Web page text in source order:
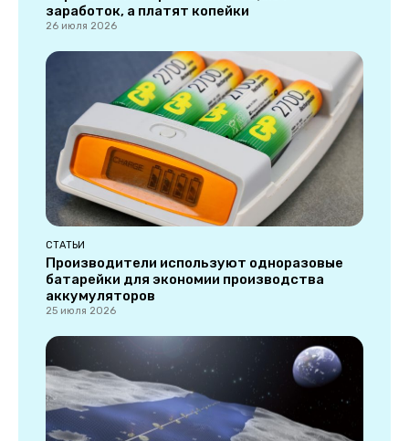
заработок, а платят копейки
26 июля 2026
СТАТЬИ
Производители используют одноразовые
батарейки для экономии производства
аккумуляторов
25 июля 2026